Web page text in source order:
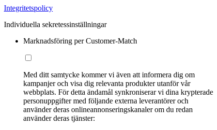
Integritetspolicy
Individuella sekretessinställningar
Marknadsföring per Customer-Match
Med ditt samtycke kommer vi även att informera dig om
kampanjer och visa dig relevanta produkter utanför vår
webbplats. För detta ändamål synkroniserar vi dina krypterade
personuppgifter med följande externa leverantörer och
använder deras onlineannonseringskanaler om du redan
använder deras tjänster: